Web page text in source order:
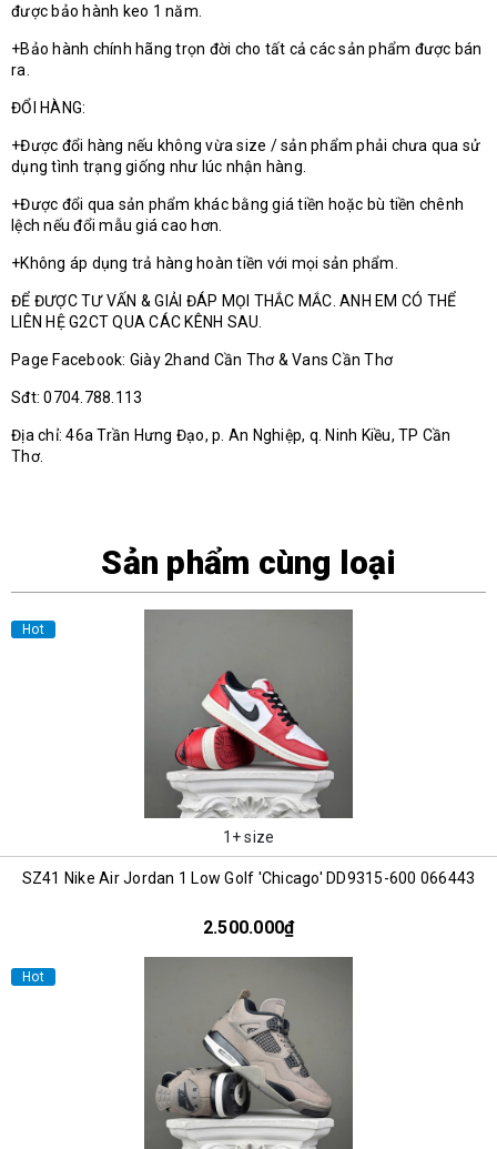
được bảo hành keo 1 năm.
+Bảo hành chính hãng trọn đời cho tất cả các sản phẩm được bán
ra.
ĐỔI HÀNG:
+Được đổi hàng nếu không vừa size / sản phẩm phải chưa qua sử
dụng tình trạng giống như lúc nhận hàng.
+Được đổi qua sản phẩm khác bằng giá tiền hoặc bù tiền chênh
lệch nếu đổi mẫu giá cao hơn.
+Không áp dụng trả hàng hoàn tiền với mọi sản phẩm.
ĐỂ ĐƯỢC TƯ VẤN & GIẢI ĐÁP MỌI THẮC MẮC. ANH EM CÓ THỂ
LIÊN HỆ G2CT QUA CÁC KÊNH SAU.
Page Facebook: Giày 2hand Cần Thơ & Vans Cần Thơ
Sđt: 0704.788.113
Địa chỉ: 46a Trần Hưng Đạo, p. An Nghiệp, q. Ninh Kiều, TP Cần
Thơ.
Sản phẩm cùng loại
Hot
1+ size
SZ41 Nike Air Jordan 1 Low Golf 'Chicago' DD9315-600 066443
2.500.000₫
Hot